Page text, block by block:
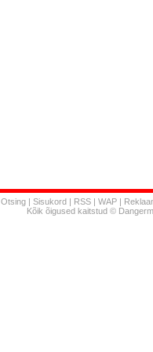
Otsing| Sisukord | RSS | WAP|
Kõik õigused kaitstud ©